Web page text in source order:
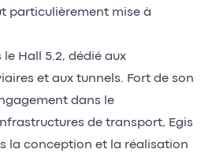
particulièrement mise à
Hall 5.2, dédié aux
et aux tunnels. Fort de son
dans le
de transport, Egis
la conception et la réalisation